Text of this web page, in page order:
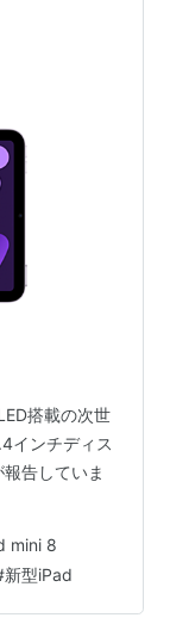
搭載の次世
インチディス
告していま
mini 8
新型iPad